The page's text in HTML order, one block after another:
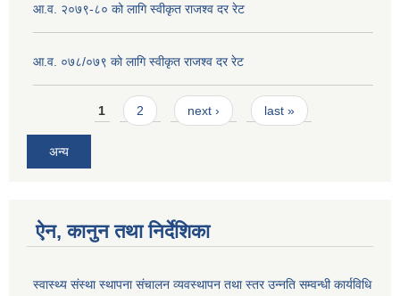
आ.व. २०७९-८० को लागि स्वीकृत राजश्व दर रेट
आ.व. ०७८/०७९ काे लागि स्वीकृत राजश्व दर रेट
Pages1 2 next › last »
अन्य
ऐन, कानुन तथा निर्देशिका
स्वास्थ्य संस्था स्थापना संचालन व्यवस्थापन तथा स्तर उन्नति सम्वन्धी कार्यविधि